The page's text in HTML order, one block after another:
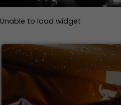
Unable to load widget